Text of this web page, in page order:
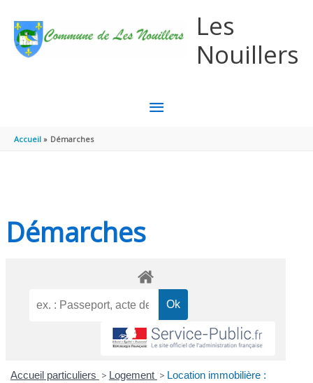
Les
Nouillers
MENU
Accueil Démarches
Démarches
Accueil particuliers > Logement > Location immobilière :